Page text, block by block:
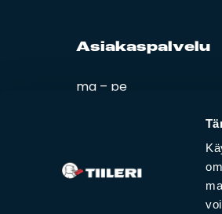
Asia­kas­pal­ve­lu
ma – pe